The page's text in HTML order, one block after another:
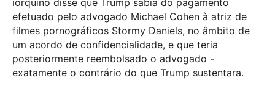
efetuado pelo advogado Michael Cohen à atriz de
filmes pornográficos Stormy Daniels, no âmbito de
um acordo de confidencialidade, e que teria
posteriormente reembolsado o advogado -
exatamente o contrário do que Trump sustentara.